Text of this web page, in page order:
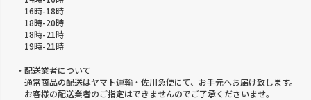
16時-18時
18時-20時
18時-21時
19時-21時
・配送業者について
通常商品の配送はヤマト運輸・佐川急便にて、お手元へお届け致します。
お客様の配送業者のご指定はできませんのでご了承くださいませ。